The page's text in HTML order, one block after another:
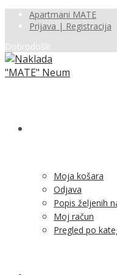
Apartmani MATE
Prijava | Registracija
Dobrodošli!
Moja košara
Odjava
Popis željenih
Moj račun
Pregled po